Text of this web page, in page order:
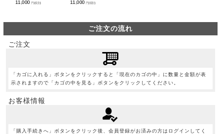
11,000円(税別)
11,000 円(税別)
ご注文の流れ
ご注文
「カゴに入れる」ボタンをクリックすると「現在のカゴの中」に数量と金額が表
示されますので「カゴの中を見る」ボタンをクリックしてください。
お客様情報
「購入手続きへ」ボタンをクリック後、会員登録がお済みの方はログインしてく